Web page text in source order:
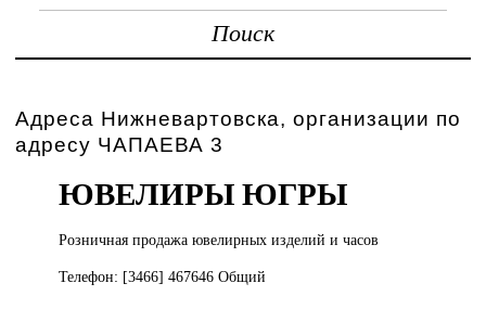
Поиск
Адреса Нижневартовска, организации по
адресу ЧАПАЕВА 3
ЮВЕЛИРЫ ЮГРЫ
Розничная продажаювелирных изделий и часов
Телефон: [3466] 467646 Общий